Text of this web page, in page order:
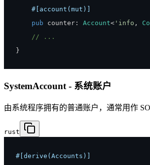
#[account(mut)]
pub counter : Account< 'info ,
// ...
}
SystemAccount - 系统账户
由系统程序拥有的普通账户，通常用作
rust
#[derive(Accounts)]